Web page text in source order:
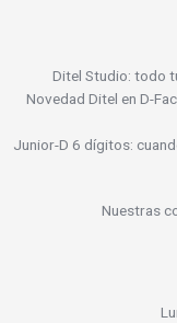
Ditel Studio: todo
Novedad Ditel en D-
Junior-D 6 dígitos:
Nuestras